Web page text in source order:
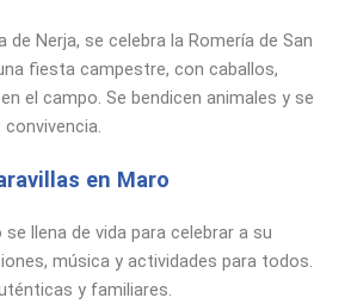
de Nerja, se celebra la Romería de San
fiesta campestre, con caballos,
el campo. Se bendicen animales y se
en Maro
llena de vida para celebrar a su
música y actividades para todos.
y familiares.